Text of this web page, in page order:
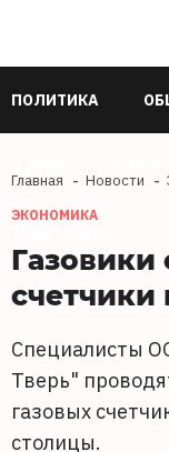
ПОЛИТИКА
Главная Новости
ЭКОНОМИКА
Специалисты
Тверь"
газовых
столицы.